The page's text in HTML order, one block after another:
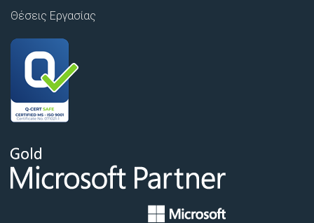
Θέσεις Εργασίας